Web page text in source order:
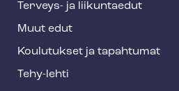
Terveys- ja liikuntaedut
Muut edut
Koulutukset ja tapahtumat
Tehy-lehti